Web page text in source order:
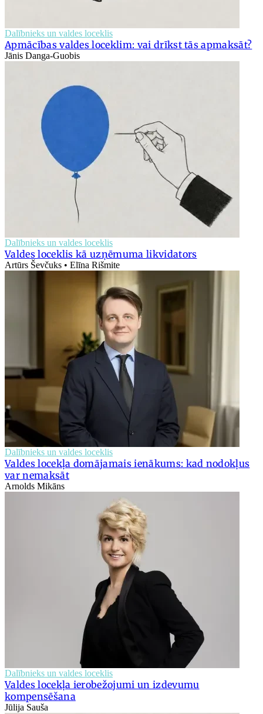
Dalībnieks un valdes loceklis
Apmācības valdes loceklim: vai drīkst tās apmaksāt?
Jānis Danga-Guobis
Dalībnieks un valdes loceklis
Valdes loceklis kā uzņēmuma likvidators
Artūrs Ševčuks • Elīna Rišmite
Dalībnieks un valdes loceklis
Valdes locekļa domājamais ienākums: kad nodokļus
var nemaksāt
Arnolds Mikāns
Dalībnieks un valdes loceklis
Valdes locekļa ierobežojumi un izdevumu
kompensēšana
Jūlija Sauša